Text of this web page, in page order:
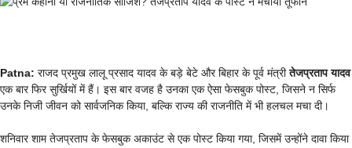
Patna: राजद प्रमुख लालू प्रसाद यादव के बड़े बेटे और बिहार के पूर्व मंत्रीतेजप्रताप यादव
एक बार फिर सुर्खियों में हैं। इस बार वजह है उनका एक ऐसा फेसबुक पोस्ट, जिसने न सिर्फ
उनके निजी जीवन को सार्वजनिक किया, बल्कि राज्य की राजनीति में भी हलचल मचा दी।
शनिवार शाम तेजप्रताप के फेसबुक अकाउंट से एक पोस्ट किया गया, जिसमें उन्होंने दावा किया